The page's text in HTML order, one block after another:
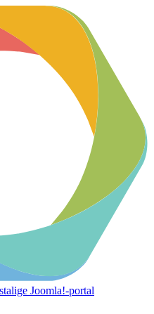
Joomla!-portal